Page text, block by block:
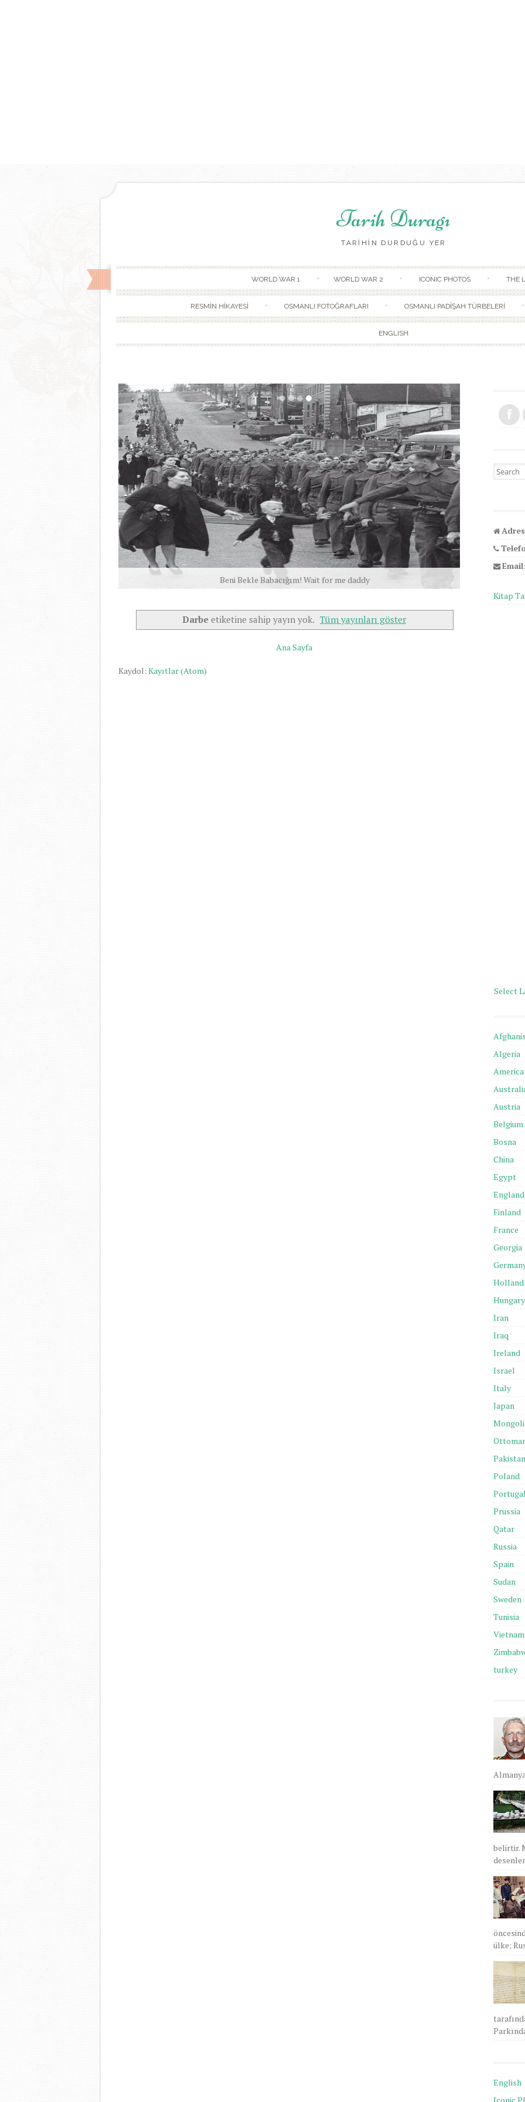
Tarih Duragı
TARİHİN DURDUĞU YER
WORLD WAR 1 WORLD WAR 2 ICONIC PHOTOS THE
RESMİN HİKAYESİ OSMANLI FOTOĞRAFLARI OSMANLI PADİŞAH TÜRBELERİ
ENGLISH
Beni Bekle Babacığım! Wait for me daddy
Darbe etiketine sahip yayın yok. Tüm yayınları göster
Ana Sayfa
Kaydol: Kayıtlar (Atom)
Search
Kitap
Select
Algeria
America
Austria
Belgium
Bosna
China
Egypt
England
Finland
France
Georgia
Holland
Hungary
Iran
Iraq
Ireland
Israel
Italy
Japan
Pakistan
Poland
Prussia
Qatar
Russia
Spain
Sudan
Sweden
Tunisia
Vietnam
turkey
belirtir.
ülke;
English